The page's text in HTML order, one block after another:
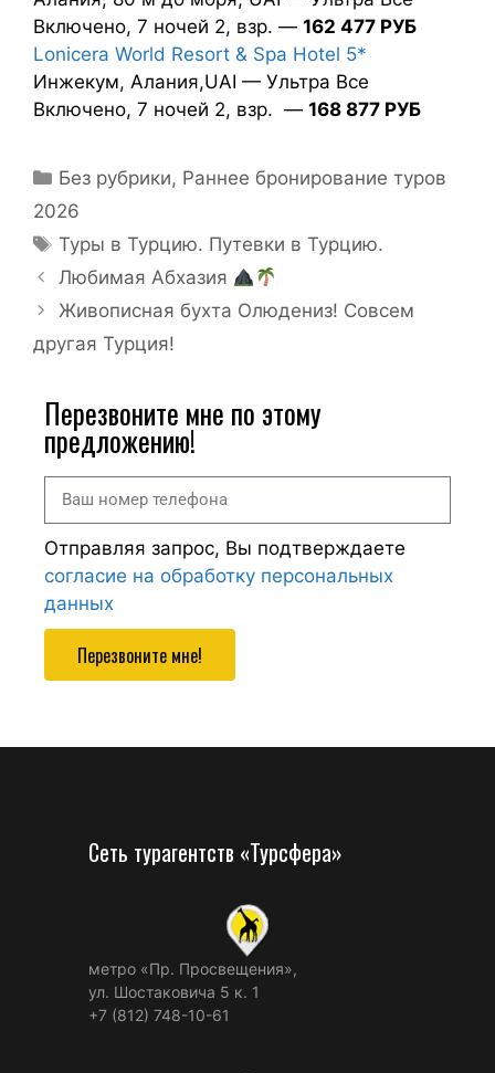
Включено, 7 ночей 2, взр. — 162 477 РУБ
Lonicera World Resort & Spa Hotel 5*
Инжекум, Алания,UAI — Ультра Все
Включено, 7 ночей 2, взр. — 168 877 РУБ
Без рубрики, Раннее бронирование туров
2026
Туры в Турцию. Путевки в Турцию.
Любимая Абхазия
Живописная бухта Олюдениз! Совсем
другая Турция!
Перезвоните мне по этому
предложению!
Отправляя запрос, Вы подтверждаете
согласие на обработку персональных
данных
Перезвоните мне!
Сеть турагентств «Турсфера»
метро «Пр. Просвещения»,
ул. Шостаковича 5 к. 1
+7 (812) 748-10-61